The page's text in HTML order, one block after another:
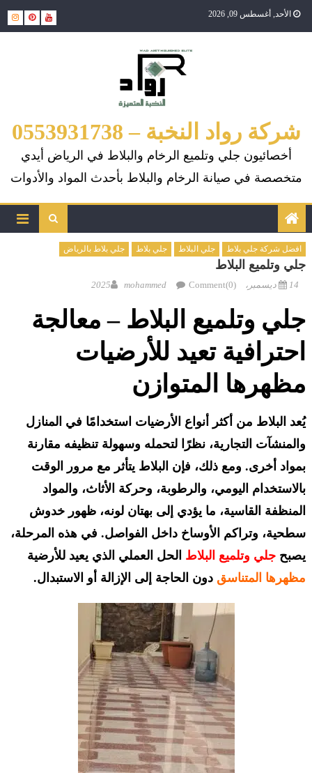
Skip
الأحد, أغسطس 09, 2026
شركة رواد النخبة – 0553931738
أخصائيون جلي وتلميع الرخام والبلاط في الرياض أيدي
متخصصة في صيانة الرخام والبلاط بأحدث المواد والأدوات
افضل شركة جلي بلاط جلي البلاط جلي بلاط جلي بلاط بالرياض
جلي وتلميع البلاط
Posted 14 ديسمبر، 2025 Author mohammed Comment(0)
جلي وتلميع البلاط – معالجة
احترافية تعيد للأرضيات
مظهرها المتوازن
يُعد البلاط من أكثر أنواع الأرضيات استخدامًا في المنازل
والمنشآت التجارية، نظرًا لتحمله وسهولة تنظيفه مقارنة
بمواد أخرى. ومع ذلك، فإن البلاط يتأثر مع مرور الوقت
بالاستخدام اليومي، والرطوبة، وحركة الأثاث، والمواد
المنظفة القاسية، ما يؤدي إلى بهتان لونه، ظهور خدوش
سطحية، وتراكم الأوساخ داخل الفواصل. في هذه المرحلة،
يصبح جلي وتلميع البلاط الحل العملي الذي يعيد للأرضية
مظهرها المتناسق دون الحاجة إلى الإزالة أو الاستبدال.